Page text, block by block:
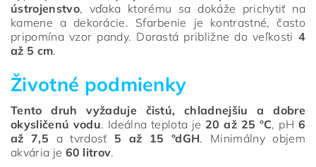
ústrojenstvo, vďaka ktorému sa dokáže prichytiť na
kamene a dekorácie. Sfarbenie je kontrastné, často
pripomína vzor pandy. Dorastá približne do veľkosti 4
až 5 cm.
Životné podmienky
Tento druh vyžaduje čistú, chladnejšiu a dobre
okysličenú vodu. Ideálna teplota je 20 až 25 °C, pH 6
až 7,5 a tvrdosť 5 až 15 °dGH. Minimálny objem
akvária je 60 litrov.